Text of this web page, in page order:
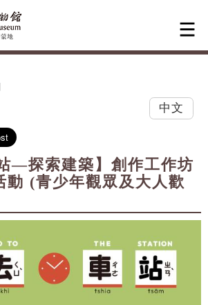
中文
—探索建築】創作工作坊
動 (青少年觀眾及大人歡